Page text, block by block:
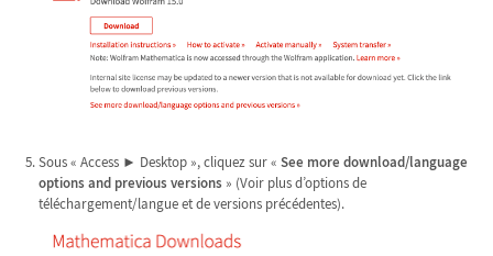
Sous « Access ► Desktop », cliquez sur « See more download/language
options and previous versions » (Voir plus d’options de
téléchargement/langue et de versions précédentes).